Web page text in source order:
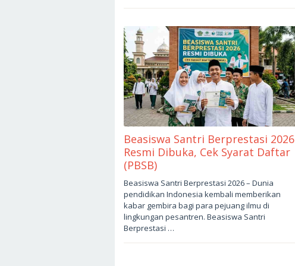
Beasiswa Santri Berprestasi 2026
Resmi Dibuka, Cek Syarat Daftar
(PBSB)
Mei
2026
oleh
sukantengah
Beasiswa Santri Berprestasi 2026 – Dunia
pendidikan Indonesia kembali memberikan
kabar gembira bagi para pejuang ilmu di
lingkungan pesantren. Beasiswa Santri
Berprestasi …